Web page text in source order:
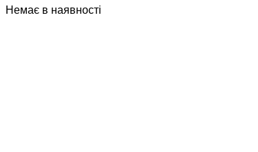
Немає в наявності